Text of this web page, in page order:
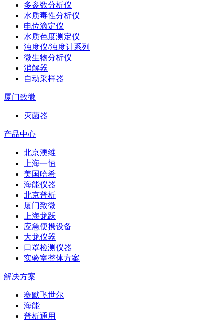
多参数分析仪
水质毒性分析仪
电位滴定仪
水质色度测定仪
浊度仪/浊度计系列
微生物分析仪
消解器
自动采样器
厦门致微
灭菌器
产品中心
北京澳维
上海一恒
美国哈希
海能仪器
北京普析
厦门致微
上海龙跃
应急便携设备
大龙仪器
口罩检测仪器
实验室整体方案
解决方案
赛默飞世尔
海能
普析通用